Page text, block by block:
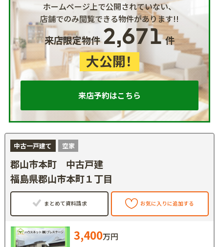
ホームページ上で公開されていない、
店舗でのみ閲覧できる物件があります!!
来店限定物件2,671件
大公開！
来店予約はこちら
中古一戸建て 空家
郡山市本町 中古戸建
福島県郡山市本町１丁目
まとめて資料請求 お気に入りに追加する
3,400万円